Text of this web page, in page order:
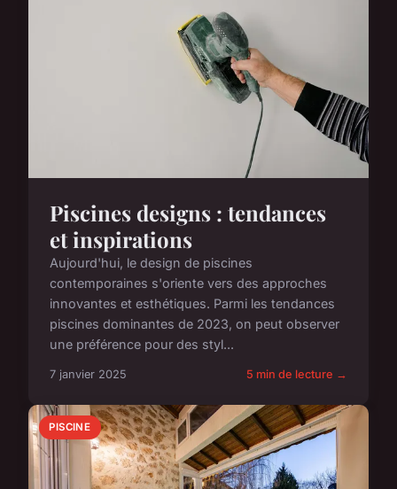
Piscines designs : tendances
et inspirations
Aujourd'hui, le design de piscines
contemporaines s'oriente vers des approches
innovantes et esthétiques. Parmi les tendances
piscines dominantes de 2023, on peut observer
une préférence pour des styl...
7 janvier 2025 5 min de lecture →
PISCINE